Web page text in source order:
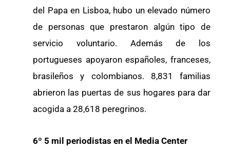
del Papa en Lisboa, hubo un elevado número
de personas que prestaron algún tipo de
servicio voluntario. Además de los
portugueses apoyaron españoles, franceses,
brasileños y colombianos. 8,831 familias
abrieron las puertas de sus hogares para dar
acogida a 28,618 peregrinos.
6º 5 mil periodistas en el Media Center